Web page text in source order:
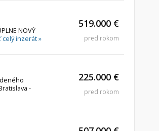
NOVÝ
inzerát »
519.000 €
pred rokom
-
225.000 €
pred rokom